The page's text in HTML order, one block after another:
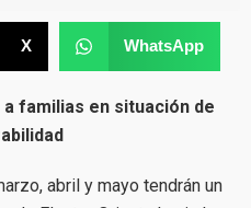
X WhatsApp
familias en situación de
abril y mayo tendrán un